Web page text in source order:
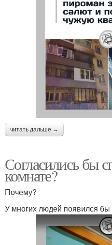
читать дальше →
Согласились бы
комнате?
Почему?
У многих людей появился бы